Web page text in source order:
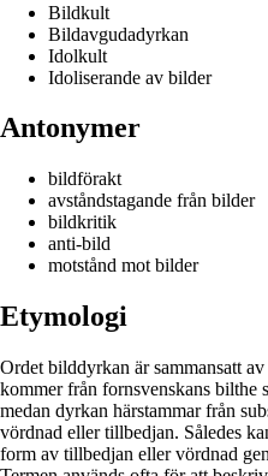
Bildkult
Bildavgudadyrkan
Idolkult
Idoliserande av bilder
Antonymer
bildförakt
avståndstagande från bilder
bildkritik
anti-bild
motstånd mot bilder
Etymologi
Ordet bilddyrkan är sammansatt
kommer från fornsvenskans bilthe
medan dyrkan härstammar från
vördnad eller tillbedjan. Således
form av tillbedjan eller vördnad